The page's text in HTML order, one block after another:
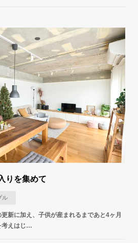
りを集めて
ル
新に加え、子供が産まれるまであと4ヶ月
考えはじ…